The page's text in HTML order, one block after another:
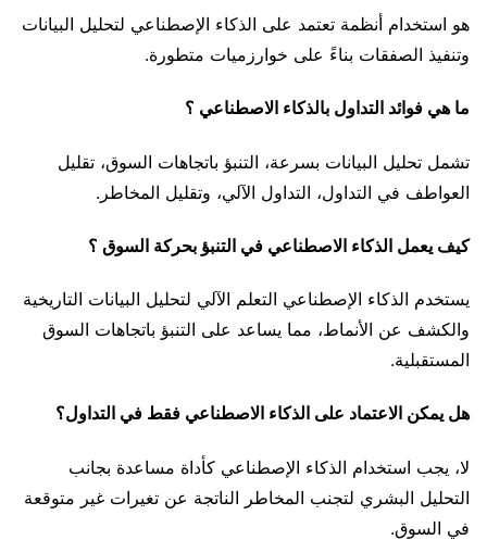
هو استخدام أنظمة تعتمد على الذكاء الإصطناعي لتحليل البيانات
وتنفيذ الصفقات بناءً على خوارزميات متطورة.
ما هي فوائد التداول بالذكاء الاصطناعي ؟
تشمل تحليل البيانات بسرعة، التنبؤ باتجاهات السوق، تقليل
العواطف في التداول، التداول الآلي، وتقليل المخاطر.
كيف يعمل الذكاء الاصطناعي في التنبؤ بحركة السوق ؟
يستخدم الذكاء الإصطناعي التعلم الآلي لتحليل البيانات التاريخية
والكشف عن الأنماط، مما يساعد على التنبؤ باتجاهات السوق
المستقبلية.
هل يمكن الاعتماد على الذكاء الاصطناعي فقط في التداول؟
لا، يجب استخدام الذكاء الإصطناعي كأداة مساعدة بجانب
التحليل البشري لتجنب المخاطر الناتجة عن تغيرات غير متوقعة
في السوق.